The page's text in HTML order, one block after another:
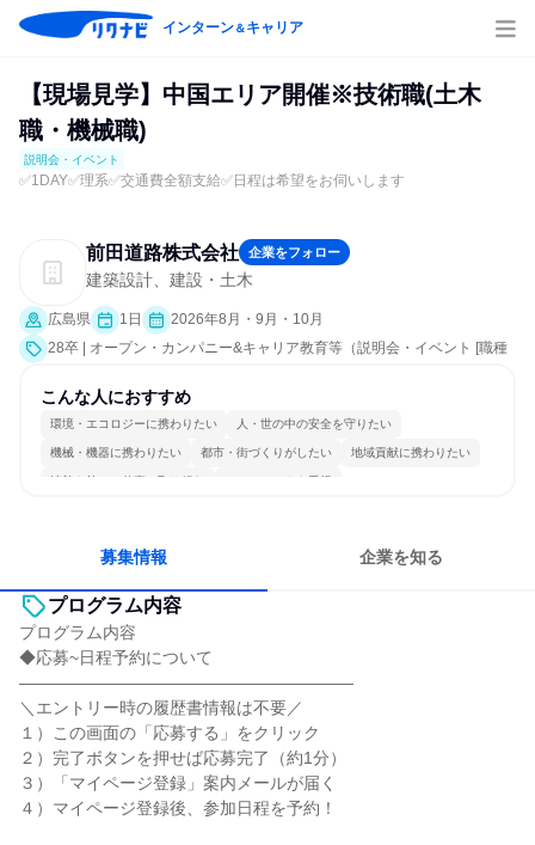
インターン＆キャリア
【現場見学】中国エリア開催※技術職(土木
職・機械職)
説明会・イベント
✅1DAY✅理系✅交通費全額支給✅日程は希望をお伺いします
前田道路株式会社 企業をフォロー
建築設計、建設・土木
広島県 1日
2026年8月・9月・10月
28卒 | オープン・カンパニー&キャリア教育等（説明会・イベント [職種
究]）
こんな人におすすめ
環境・エコロジーに携わりたい 人・世の中の安全を守りたい
機械・機器に携わりたい 都市・街づくりがしたい 地域貢献に携わりたい
情熱を持って仕事に取り組む チームワークを重視
募集情報 企業を知る
プログラム内容
プログラム内容
◆応募~日程予約について
――――――――――――――――――――
＼エントリー時の履歴書情報は不要／
１）この画面の「応募する」をクリック
２）完了ボタンを押せば応募完了（約1分）
３）「マイページ登録」案内メールが届く
４）マイページ登録後、参加日程を予約！